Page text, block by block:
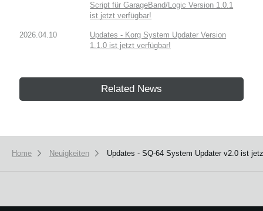
Script für GarageBand/Logic Version 1.0.1
ist jetzt verfügbar!
2026.04.10
Updates - Korg System Updater Version
1.1.0 ist jetzt verfügbar!
Related News
Home Neuigkeiten Updates - SQ-64 System Updater v2.0 ist